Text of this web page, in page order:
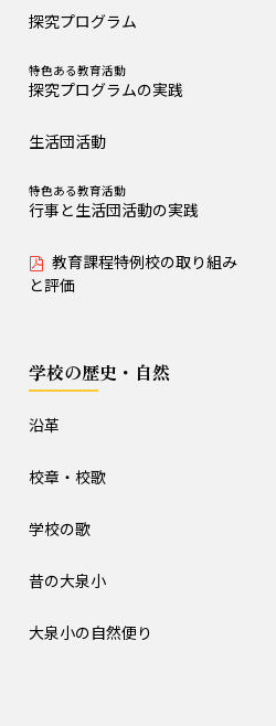
探究プログラムの実践
行事と生活団活動の実践
給食
探究プログラム
特色ある教育活動
探究プログラムの実践
生活団活動
特色ある教育活動
行事と生活団活動の実践
教育課程特例校の取り組み
と評価
学校の歴史・自然
沿革
校章・校歌
学校の歌
昔の大泉小
大泉小の自然便り